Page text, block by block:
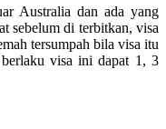
Australia dan ada yang
sebelum di terbitkan, visa
tersumpah bila visa itu
visa ini dapat 1, 3